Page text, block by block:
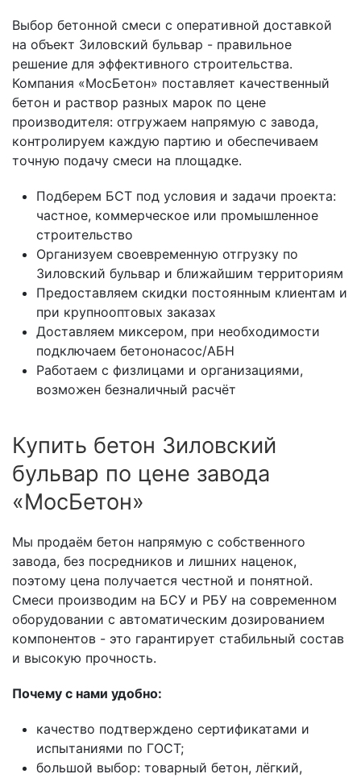
Выбор бетонной смеси с оперативной доставкой
на объект Зиловский бульвар - правильное
решение для эффективного строительства.
Компания «МосБетон» поставляет качественный
бетон и раствор разных марок по цене
производителя: отгружаем напрямую с завода,
контролируем каждую партию и обеспечиваем
точную подачу смеси на площадке.
Подберем БСТ под условия и задачи проекта:
частное, коммерческое или промышленное
строительство
Организуем своевременную отгрузку по
Зиловский бульвар и ближайшим территориям
Предоставляем скидки постоянным клиентам и
при крупнооптовых заказах
Доставляем миксером, при необходимости
подключаем бетононасос/АБН
Работаем с физлицами и организациями,
возможен безналичный расчёт
Купить бетон Зиловский
бульвар по цене завода
«МосБетон»
Мы продаём бетон напрямую с собственного
завода, без посредников и лишних наценок,
поэтому цена получается честной и понятной.
Смеси производим на БСУ и РБУ на современном
оборудовании с автоматическим дозированием
компонентов - это гарантирует стабильный состав
и высокую прочность.
Почему с нами удобно:
качество подтверждено сертификатами и
испытаниями по ГОСТ;
большой выбор: товарный бетон, лёгкий,